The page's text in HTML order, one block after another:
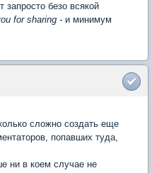
запросто безо всякой
for sharing - и минимум
сложно создать еще
попавших туда,
ни в коем случае не